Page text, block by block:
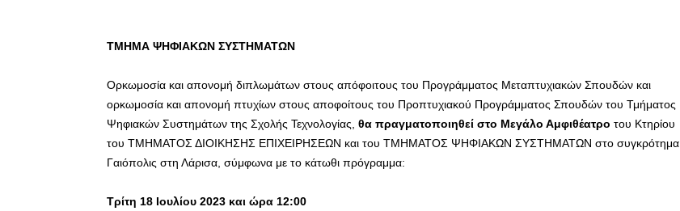
ΤΜΗΜΑ ΨΗΦΙΑΚΩΝ ΣΥΣΤΗΜΑΤΩΝ
Ορκωμοσία και απονομή διπλωμάτων στους απόφοιτους του Προγράμματος Μεταπτυχιακών Σπουδών και
ορκωμοσία και απονομή πτυχίων στους αποφοίτους του Προπτυχιακού Προγράμματος Σπουδών του Τμήματος
Ψηφιακών Συστημάτων της Σχολής Τεχνολογίας, θα πραγματοποιηθεί στο Μεγάλο Αμφιθέατρο του Κτηρίου
του ΤΜΗΜΑΤΟΣ ΔΙΟΙΚΗΣΗΣ ΕΠΙΧΕΙΡΗΣΕΩΝ και του ΤΜΗΜΑΤΟΣ ΨΗΦΙΑΚΩΝ ΣΥΣΤΗΜΑΤΩΝ στο συγκρότημα
Γαιόπολις στη Λάρισα, σύμφωνα με το κάτωθι πρόγραμμα:
Τρίτη 18 Ιουλίου 2023 και ώρα 12:00